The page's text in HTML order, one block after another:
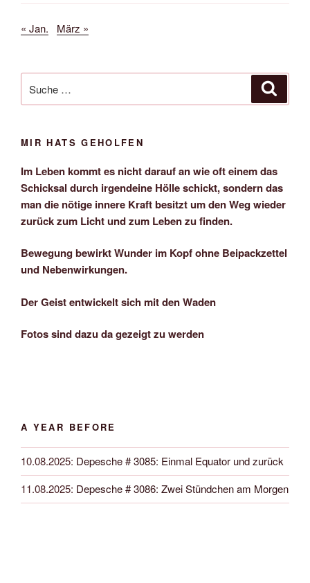
« Jan. März »
nach:
MIR HATS GEHOLFEN
Im Leben kommt es nicht darauf an wie oft einem das
Schicksal durch irgendeine Hölle schickt, sondern das
man die nötige innere Kraft besitzt um den Weg wieder
zurück zum Licht und zum Leben zu finden.
Bewegung bewirkt Wunder im Kopf ohne Beipackzettel
und Nebenwirkungen.
Der Geist entwickelt sich mit den Waden
Fotos sind dazu da gezeigt zu werden
A YEAR BEFORE
10.08.2025: Depesche # 3085: Einmal Equator und zurück
11.08.2025: Depesche # 3086: Zwei Stündchen am Morgen